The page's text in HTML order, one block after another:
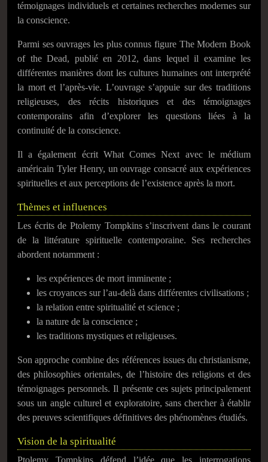
témoignages individuels et certaines recherches modernes sur
la conscience.
Parmi ses ouvrages les plus connus figure The Modern Book
of the Dead, publié en 2012, dans lequel il examine les
différentes manières dont les cultures humaines ont interprété
la mort et l’après-vie. L’ouvrage s’appuie sur des traditions
religieuses, des récits historiques et des témoignages
contemporains afin d’explorer les questions liées à la
continuité de la conscience.
Il a également écrit What Comes Next avec le médium
américain Tyler Henry, un ouvrage consacré aux expériences
spirituelles et aux perceptions de l’existence après la mort.
Thèmes et influences
Les écrits de Ptolemy Tompkins s’inscrivent dans le courant
de la littérature spirituelle contemporaine. Ses recherches
abordent notamment :
les expériences de mort imminente ;
les croyances sur l’au-delà dans différentes civilisations ;
la relation entre spiritualité et science ;
la nature de la conscience ;
les traditions mystiques et religieuses.
Son approche combine des références issues du christianisme,
des philosophies orientales, de l’histoire des religions et des
témoignages personnels. Il présente ces sujets principalement
sous un angle culturel et exploratoire, sans chercher à établir
des preuves scientifiques définitives des phénomènes étudiés.
Vision de la spiritualité